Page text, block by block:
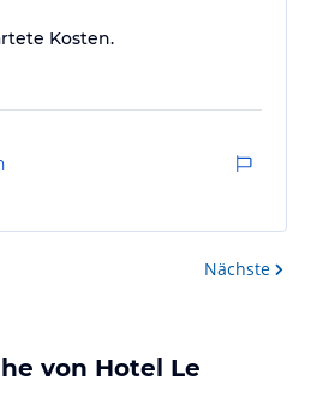
Kosten.
Nächste
von Hotel Le